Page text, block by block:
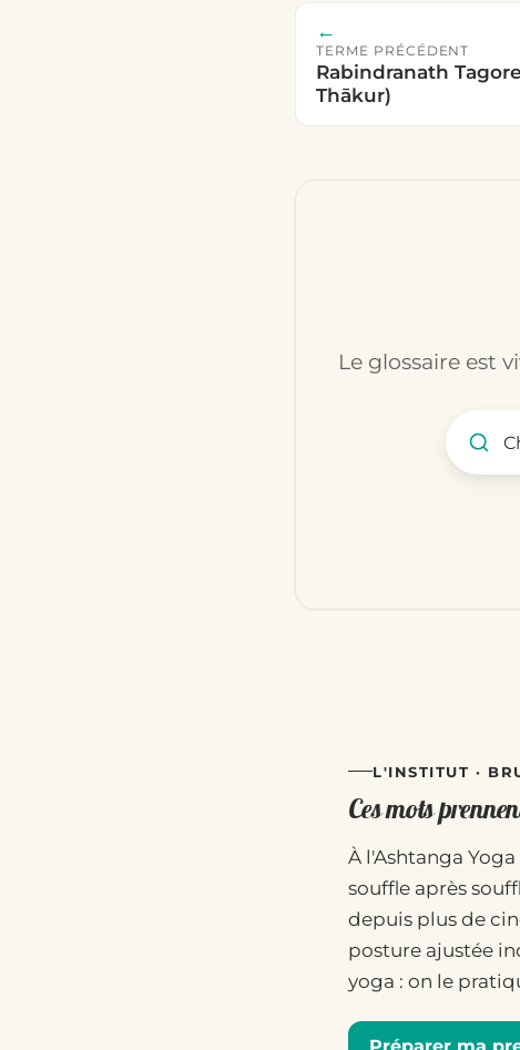
←
TERME PRÉCÉDENT
Rabindranath
Thākur)
Le glossaire est
L'INSTITUT ·
Ces mots
À l'Ashtanga
souffle après
depuis plus de
posture ajustée
yoga : on le